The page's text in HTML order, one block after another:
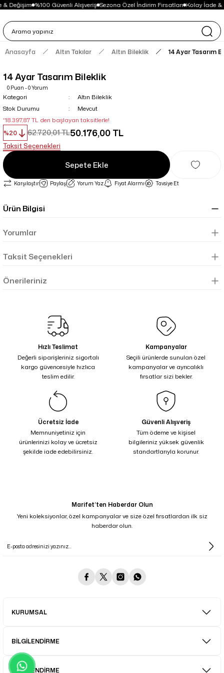
Değişim %100 Güvenli Alışveriş Sezona Özel İndirim Fırsatları Kolay İade &
Anasayfa Altın Takılar Altın Bileklik 14 Ayar Tasarım
14 Ayar Tasarım Bileklik
0 Puan - 0 Yorum
Kategori
Altın Bileklik
Stok Durumu
Mevcut
*18.397,87 TL den başlayan taksitlerle!
%20
62.720,01 TL50.176,00 TL
Taksit Seçenekleri
Sepete Ekle
Karşılaştır Paylaş Yorum Yaz Fiyat Alarmı Tavsiye Et
Ürün Bilgisi
Yorumlar
Taksit Seçenekleri
Önerileriniz
Hızlı Teslimat
Değerli siparişleriniz sigortalı
kargo güvencesiyle hızlıca
teslim edilir.
Kampanyalar
Seçili ürünlerde sunulan özel
kampanyalar ve ayrıcalıklı
fırsatlar sizi bekler.
Ücretsiz İade
Memnuniyetiniz için
ürünlerinizi kolay ve ücretsiz
şekilde iade edebilirsiniz.
Güvenli Alışveriş
Tüm ödeme ve kişisel
bilgileriniz yüksek güvenlik
standartlarıyla korunur.
Marifet’ten Haberdar Olun
Yeni koleksiyonlar, özel kampanyalar ve size özel fırsatlardan ilk siz
haberdar olun.
KURUMSAL
BİLGİLENDİRME
BİLGİLENDİRME